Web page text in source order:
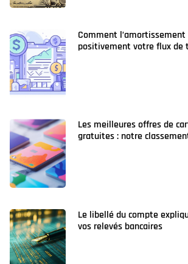
Comment
positivement votre flux de
Les meilleures offres de
gratuites : notre
Le libellé du compte
vos relevés bancaires